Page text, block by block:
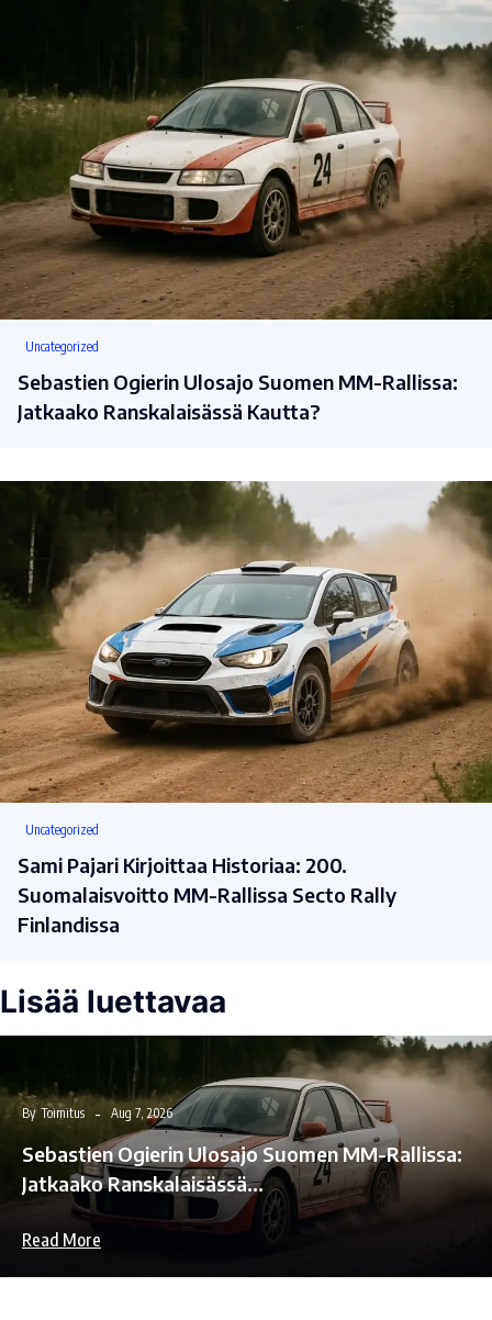
Uncategorized
Sebastien Ogierin Ulosajo Suomen MM-Rallissa:
Jatkaako Ranskalaisässä Kautta?
Uncategorized
Sami Pajari Kirjoittaa Historiaa: 200.
Suomalaisvoitto MM-Rallissa Secto Rally
Finlandissa
Lisää luettavaa
By Toimitus Aug 7, 2026
Sebastien Ogierin Ulosajo Suomen MM-Rallissa:
Jatkaako Ranskalaisässä…
Read More